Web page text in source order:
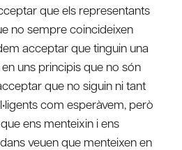
que els representants
no sempre coincideixen
acceptar que tinguin una
uns principis que no són
que no siguin ni tant
com esperàvem, però
ens menteixin i ens
veuen que menteixen en